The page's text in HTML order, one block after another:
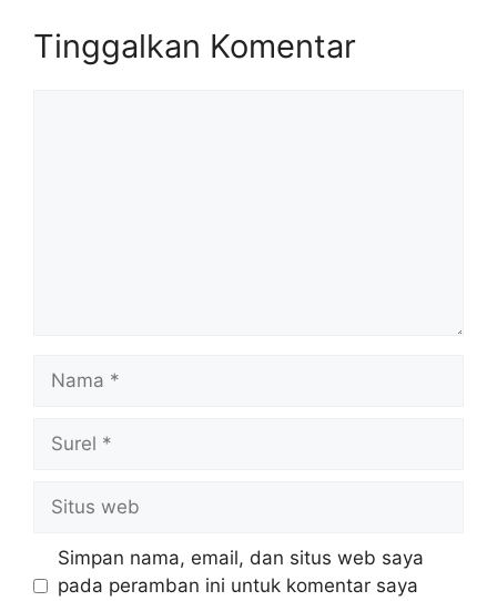
Tinggalkan Komentar
Nama
Surel
Situs
web
Simpan nama, email, dan situs web saya
pada peramban ini untuk komentar saya